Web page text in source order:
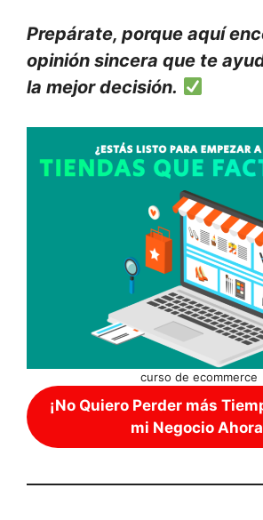
Prepárate, porque aquí
opinión sincera que te
la mejor decisión.
curso de ecommerce
¡No Quiero Perder más
mi Negocio